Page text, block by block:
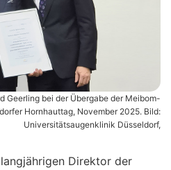
Geerling bei der Übergabe der Meibom-
Hornhauttag, November 2025. Bild:
Universitätsaugenklinik Düsseldorf,
Direktor der